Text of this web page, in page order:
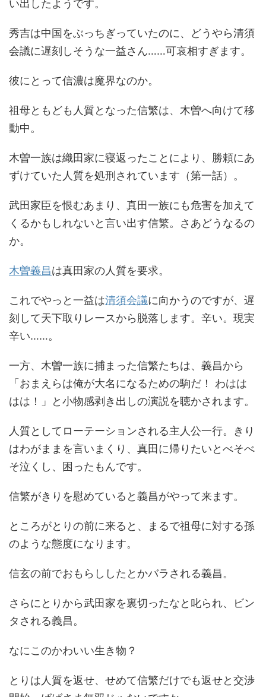
い出したようです。
秀吉は中国をぶっちぎっていたのに、どうやら清須
会議に遅刻しそうな一益さん……可哀相すぎます。
彼にとって信濃は魔界なのか。
祖母ともども人質となった信繁は、木曽へ向けて移
動中。
木曽一族は織田家に寝返ったことにより、勝頼にあ
ずけていた人質を処刑されています（第一話）。
武田家臣を恨むあまり、真田一族にも危害を加えて
くるかもしれないと言い出す信繁。さあどうなるの
か。
木曽義昌は真田家の人質を要求。
これでやっと一益は清須会議に向かうのですが、遅
刻して天下取りレースから脱落します。辛い。現実
辛い……。
一方、木曽一族に捕まった信繁たちは、義昌から
「おまえらは俺が大名になるための駒だ！ わはは
はは！」と小物感剥き出しの演説を聴かされます。
人質としてローテーションされる主人公一行。きり
はわがままを言いまくり、真田に帰りたいとべそべ
そ泣くし、困ったもんです。
信繁がきりを慰めていると義昌がやって来ます。
ところがとりの前に来ると、まるで祖母に対する孫
のような態度になります。
信玄の前でおもらししたとかバラされる義昌。
さらにとりから武田家を裏切ったなと叱られ、ビン
タされる義昌。
なにこのかわいい生き物？
とりは人質を返せ、せめて信繁だけでも返せと交渉